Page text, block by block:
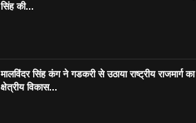
सिंह की...
मालविंदर सिंह कंग ने गडकरी से उठाया राष्ट्रीय राजमार्ग का
क्षेत्रीय विकास...